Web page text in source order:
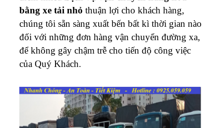
bằng xe tải nhỏ thuận lợi cho khách hàng,
chúng tôi sẵn sàng xuất bến bất kì thời gian nào
đối với những đơn hàng vận chuyển đường xa,
để không gây chậm trễ cho tiến độ công việc
của Quý Khách.